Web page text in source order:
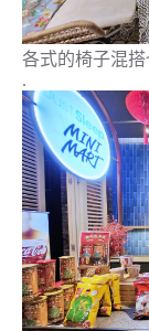
各式的椅子混
.